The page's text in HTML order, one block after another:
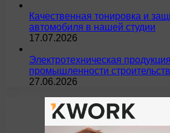
Качественная тонировка и
автомобиля в нашей студии
17.07.2026
Электротехническая
промышленности
27.06.2026